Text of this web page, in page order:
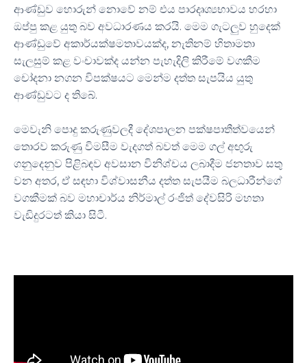
ආණ්ඩුව හොරුන් නොවේ නම් එය පාරදෘශ්‍යභාවය හරහා
ඔප්පු කළ යුතු බව අවධාරණය කරයි. මෙම ගැටලුව හුදෙක්
ආණ්ඩුවේ අකාර්යක්ෂමතාවයක්ද, නැතිනම් හිතාමතා
සැලසුම් කළ වංචාවක්ද යන්න පැහැදිලි කිරීමේ වගකීම
චෝදනා නගන විපක්ෂයට මෙන්ම දත්ත සැපයිය යුතු
ආණ්ඩුවට ද තිබේ.
මෙවැනි පොදු කරුණුවලදී දේශපාලන පක්ෂපාතීත්වයෙන්
තොරව කරුණු විමසීම වැදගත් බවත් මෙම ගල් අඟුරු
ගනුදෙනුව පිළිබඳව අවසාන විනිශ්චය ලබාදීම ජනතාව සතු
වන අතර, ඒ සඳහා විශ්වාසනීය දත්ත සැපයීම බලධාරීන්ගේ
වගකීමක් බව මහාචාර්ය නිර්මාල් රංජිත් දේවසිරි මහතා
වැඩිදුරටත් කියා සිටී.